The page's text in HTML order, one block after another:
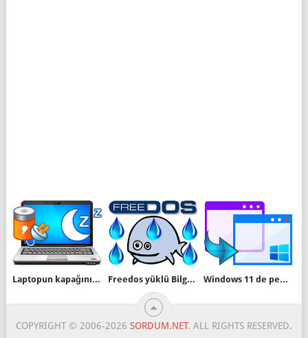
Laptopun kapağını kapattığımda bilgisayar uyumasın Freedos yüklü Bilgisayara Windows yükleyelim Windows 11 de pencere köşeleri yuvarlak olmasın
COPYRIGHT © 2006-2026 SORDUM.NET. ALL RIGHTS RESERVED.